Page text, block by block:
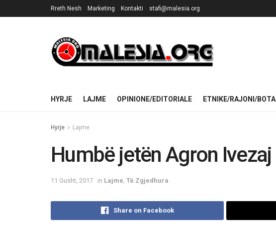
Rreth Nesh Marketing Kontakti stafi@malesia.org
HYRJE LAJME OPINIONE/EDITORIALE ETNIKE/RAJONI/BOTA
Hyrje Lajme
Humbë jetën Agron Ivezaj
11 Gusht, 2017 in Lajme Të Zgjedhura
Share on Facebook